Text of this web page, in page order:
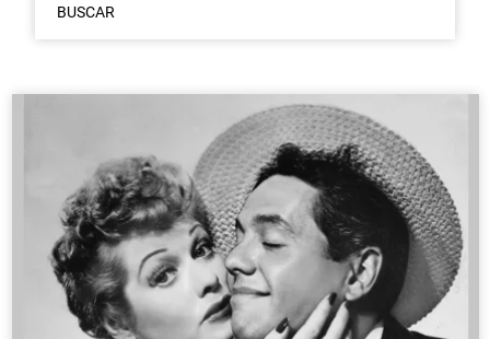
BUSCAR